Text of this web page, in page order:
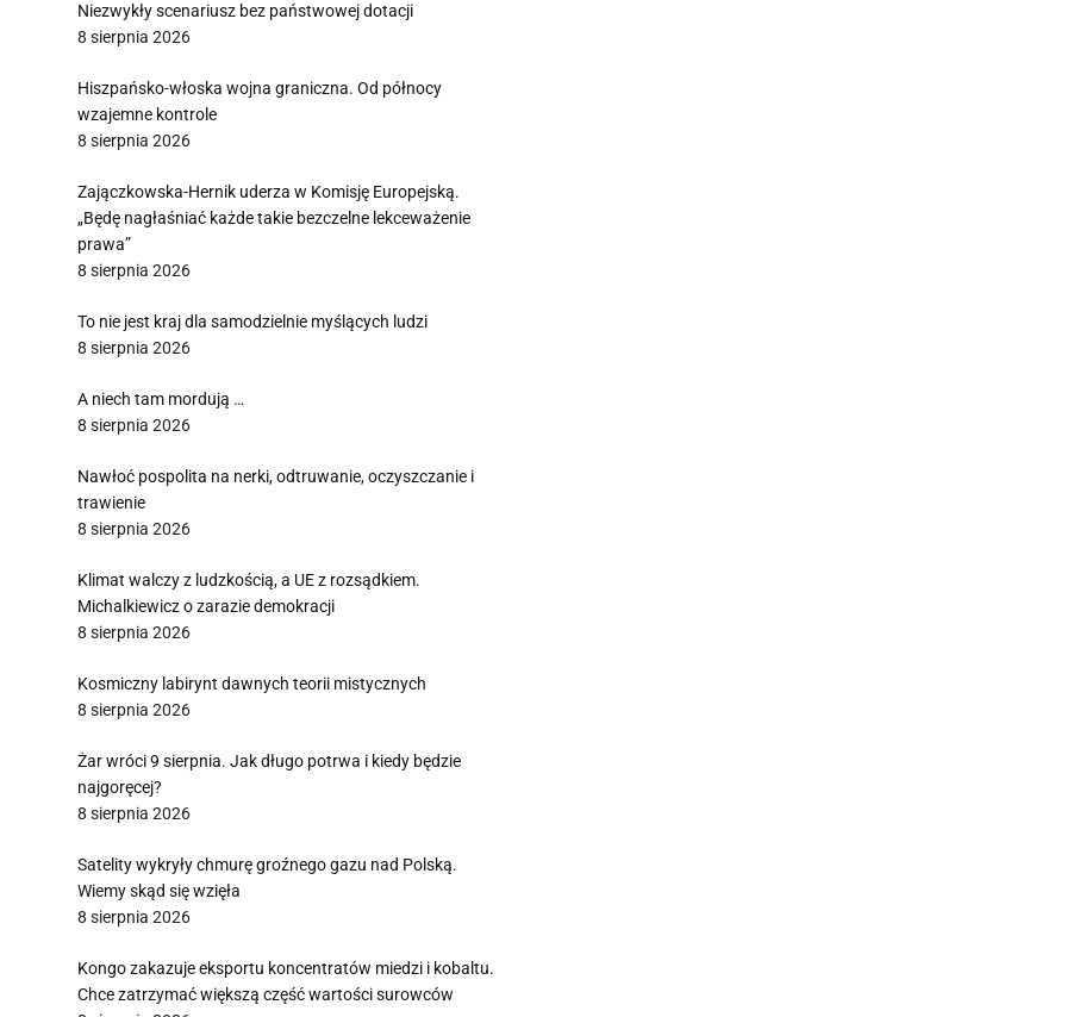
Niezwykły scenariusz bez państwowej dotacji
8 sierpnia 2026
Hiszpańsko-włoska wojna graniczna. Od północy
wzajemne kontrole
8 sierpnia 2026
Zajączkowska-Hernik uderza w Komisję Europejską.
„Będę nagłaśniać każde takie bezczelne lekceważenie
prawa”
8 sierpnia 2026
To nie jest kraj dla samodzielnie myślących ludzi
8 sierpnia 2026
A niech tam mordują …
8 sierpnia 2026
Nawłoć pospolita na nerki, odtruwanie, oczyszczanie i
trawienie
8 sierpnia 2026
Klimat walczy z ludzkością, a UE z rozsądkiem.
Michalkiewicz o zarazie demokracji
8 sierpnia 2026
Kosmiczny labirynt dawnych teorii mistycznych
8 sierpnia 2026
Żar wróci 9 sierpnia. Jak długo potrwa i kiedy będzie
najgoręcej?
8 sierpnia 2026
Satelity wykryły chmurę groźnego gazu nad Polską.
Wiemy skąd się wzięła
8 sierpnia 2026
Kongo zakazuje eksportu koncentratów miedzi i kobaltu.
Chce zatrzymać większą część wartości surowców